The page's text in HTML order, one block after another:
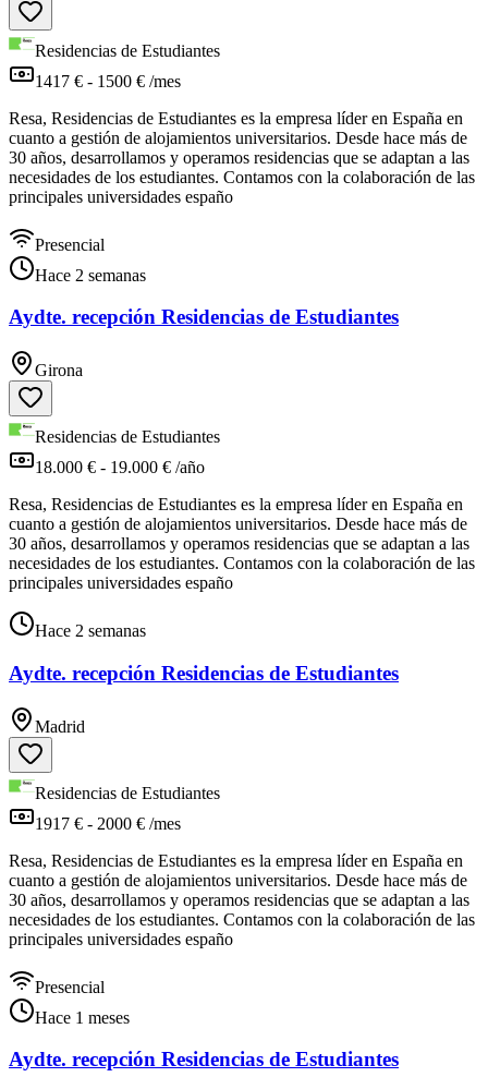
Residencias de Estudiantes
1417 € - 1500 € /mes
Resa, Residencias de Estudiantes es la empresa líder en España en
cuanto a gestión de alojamientos universitarios. Desde hace más de
30 años, desarrollamos y operamos residencias que se adaptan a las
necesidades de los estudiantes. Contamos con la colaboración de las
principales universidades españo
Presencial
Hace 2 semanas
Aydte. recepción Residencias de Estudiantes
Girona
Residencias de Estudiantes
18.000 € - 19.000 € /año
Resa, Residencias de Estudiantes es la empresa líder en España en
cuanto a gestión de alojamientos universitarios. Desde hace más de
30 años, desarrollamos y operamos residencias que se adaptan a las
necesidades de los estudiantes. Contamos con la colaboración de las
principales universidades españo
Hace 2 semanas
Aydte. recepción Residencias de Estudiantes
Madrid
Residencias de Estudiantes
1917 € - 2000 € /mes
Resa, Residencias de Estudiantes es la empresa líder en España en
cuanto a gestión de alojamientos universitarios. Desde hace más de
30 años, desarrollamos y operamos residencias que se adaptan a las
necesidades de los estudiantes. Contamos con la colaboración de las
principales universidades españo
Presencial
Hace 1 meses
Aydte. recepción Residencias de Estudiantes